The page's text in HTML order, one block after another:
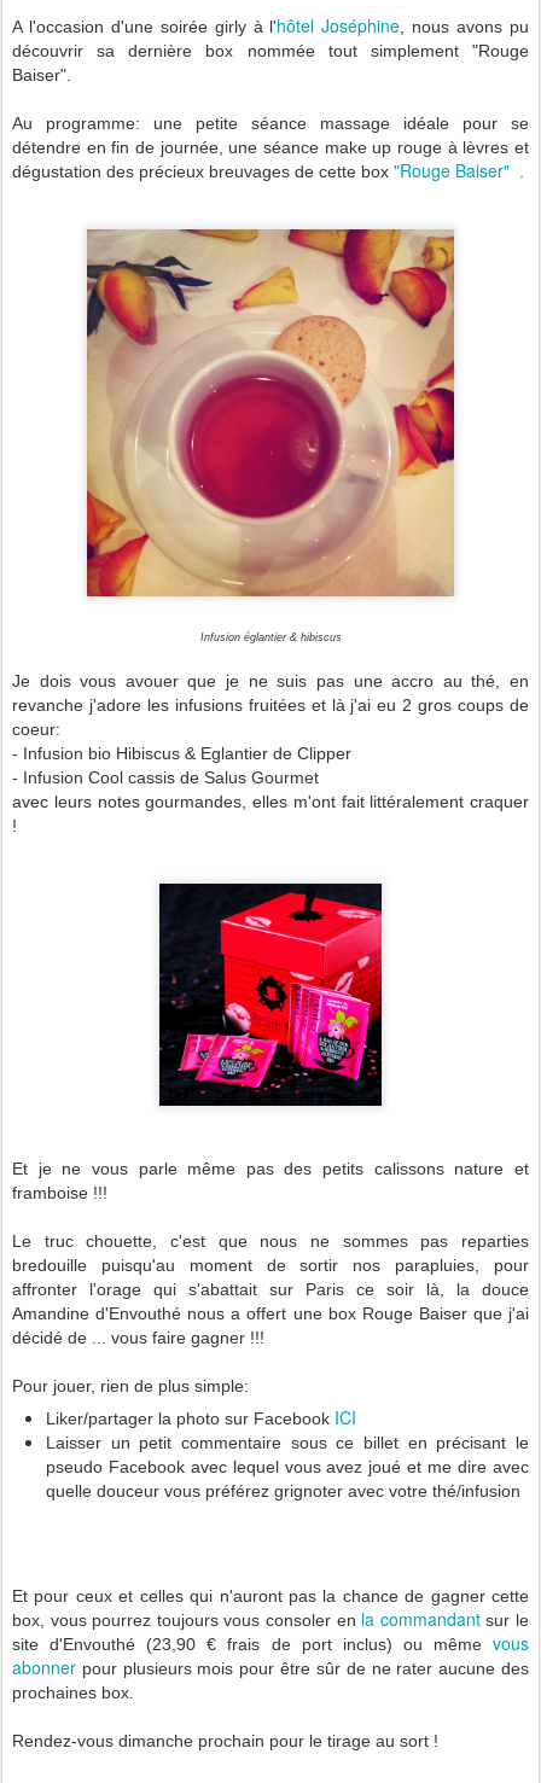
A l'occasion d'une soirée girly à l'hôtel Joséphine , nous avons pu
découvrir sa dernière box nommée tout simplement "Rouge
Baiser".
Au programme: une petite séance massage idéale pour se
détendre en fin de journée, une séance make up rouge à lèvres et
dégustation des précieux breuvages de cette box "Rouge Baiser"
Infusion églantier & hibiscus
Je dois vous avouer que je ne suis pas une accro au thé, en
revanche j'adore les infusions fruitées et là j'ai eu 2 gros coups de
coeur:
- Infusion bio Hibiscus & Eglantier de Clipper
- Infusion Cool cassis de Salus Gourmet
avec leurs notes gourmandes, elles m'ont fait littéralement craquer
!
Et je ne vous parle même pas des petits calissons nature et
framboise !!!
Le truc chouette, c'est que nous ne sommes pas reparties
bredouille puisqu'au moment de sortir nos parapluies, pour
affronter l'orage qui s'abattait sur Paris ce soir là, la douce
Amandine d'Envouthé nous a offert une box Rouge Baiser que j'ai
décidé de ... vous faire gagner !!!
Pour jouer, rien de plus simple:
Liker/partager la photo sur Facebook ICI
Laisser un petit commentaire sous ce billet en précisant le
pseudo Facebook avec lequel vous avez joué et me dire avec
quelle douceur vous préférez grignoter avec votre thé/infusion
Et pour ceux et celles qui n'auront pas la chance de gagner cette
box, vous pourrez toujours vous consoler en la commandantsur le
site d'Envouthé (23,90 € frais de port inclus) ou même vous
abonner pour plusieurs mois pour être sûr de ne rater aucune des
prochaines box.
Rendez-vous dimanche prochain pour le tirage au sort !